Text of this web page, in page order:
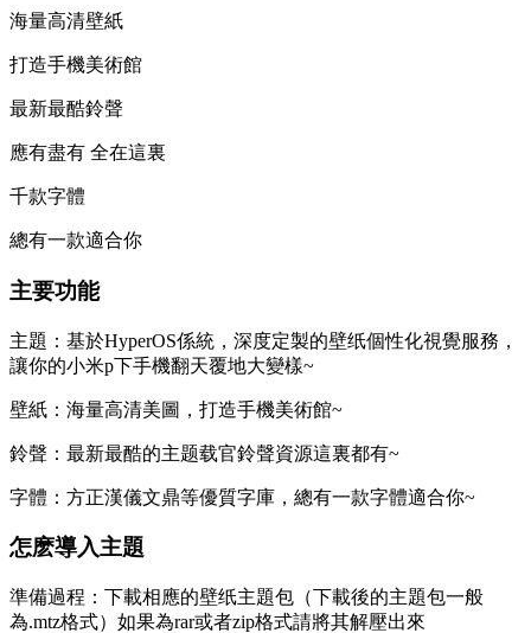
海量高清壁紙
打造手機美術館
最新最酷鈴聲
應有盡有 全在這裏
千款字體
總有一款適合你
主要功能
主題：基於HyperOS係統，深度定製的壁纸個性化視覺服務，
讓你的小米p下手機翻天覆地大變樣~
壁紙：海量高清美圖，打造手機美術館~
鈴聲：最新最酷的主题载官鈴聲資源這裏都有~
字體：方正漢儀文鼎等優質字庫，總有一款字體適合你~
怎麽導入主題
準備過程：下載相應的壁纸主題包（下載後的主題包一般
為.mtz格式）如果為rar或者zip格式請將其解壓出來